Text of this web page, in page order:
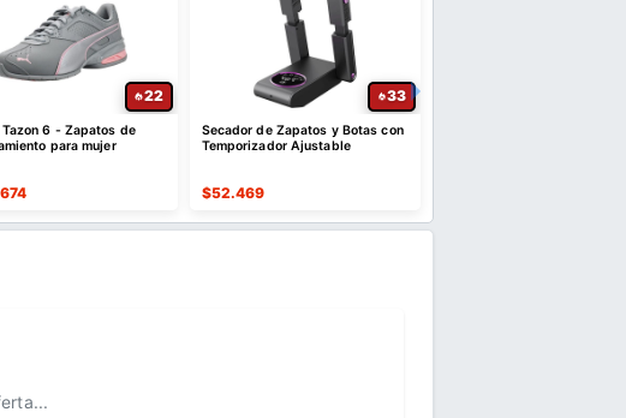
22
6 - Zapatos de
para mujer
33
Secador de Zapatos y Botas con
Temporizador Ajustable
$52.469